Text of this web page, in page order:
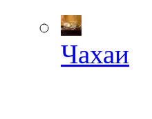
Чахаи